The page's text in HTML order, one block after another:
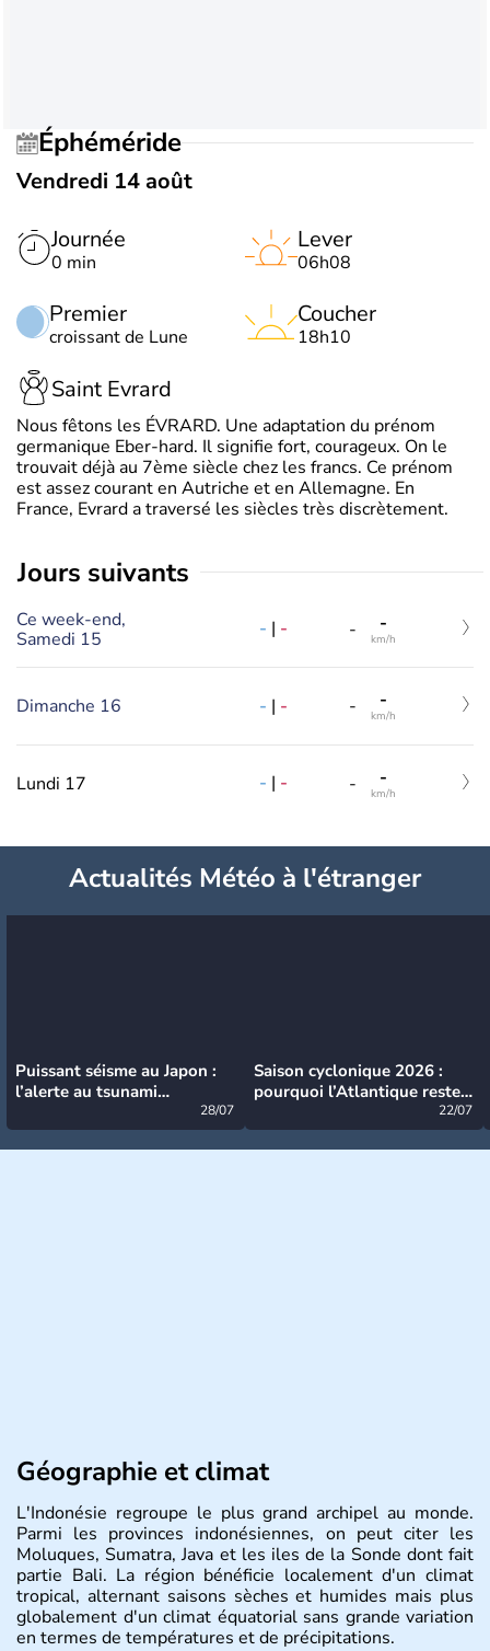
Éphéméride
Vendredi 14 août
Journée
0 min
Premier
croissant de Lune
Lever
06h08
Coucher
18h10
Saint Evrard
Nous fêtons les ÉVRARD. Une adaptation du prénom
germanique Eber-hard. Il signifie fort, courageux. On le
trouvait déjà au 7ème siècle chez les francs. Ce prénom
est assez courant en Autriche et en Allemagne. En
France, Evrard a traversé les siècles très discrètement.
jours suivants
Ce week-end,
Samedi 15
- | - - -
km/h
Dimanche 16 - | - - -
km/h
Lundi 17 - | - - -
km/h
Actualités Météo à l'étranger
Puissant séisme au Japon :
l’alerte au tsunami
28/07
Saison cyclonique 2026 :
pourquoi l’Atlantique reste
22/07
Géographie et climat
L'Indonésie regroupe le plus grand archipel au monde.
Parmi les provinces indonésiennes, on peut citer les
Moluques, Sumatra, Java et les iles de la Sonde dont fait
partie Bali. La région bénéficie localement d'un climat
tropical, alternant saisons sèches et humides mais plus
globalement d'un climat équatorial sans grande variation
en termes de températures et de précipitations.